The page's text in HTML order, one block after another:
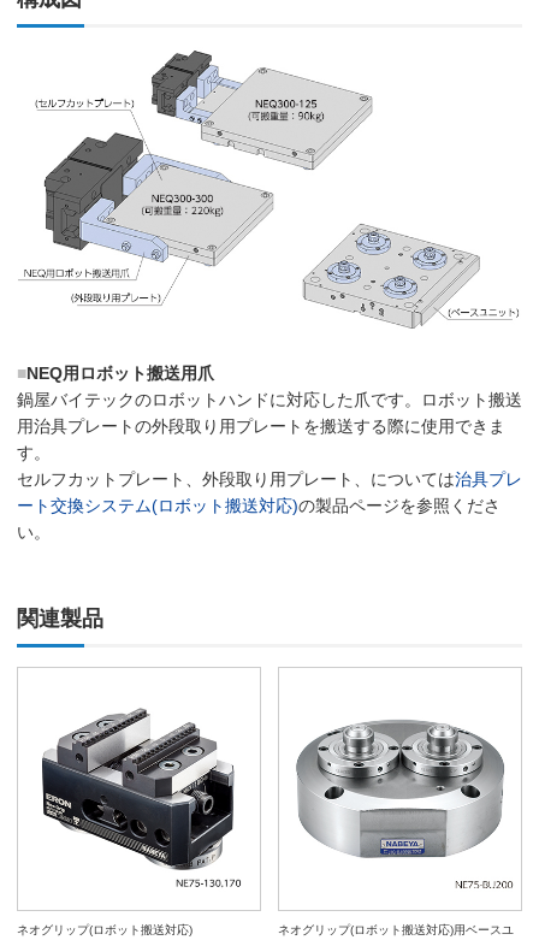
■NEQ用ロボット搬送用爪
鍋屋バイテックのロボットハンドに対応した爪です。ロボット搬送
用治具プレートの外段取り用プレートを搬送する際に使用できま
す。
セルフカットプレート、外段取り用プレート、については治具プレ
ート交換システム(ロボット搬送対応)の製品ページを参照くださ
い。
関連製品
ネオグリップ(ロボット搬送対応)
ネオグリップ(ロボット搬送対応)用ベースユ